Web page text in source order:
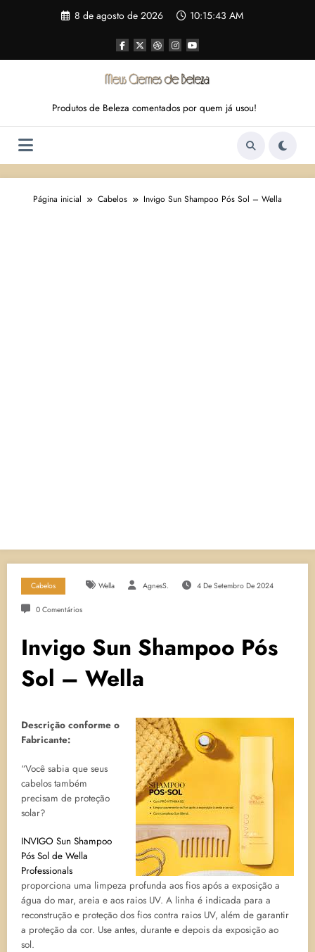
8 de agosto de 2026 10:15:44 AM
Produtos de Beleza comentados por quem já usou!
Página inicial Cabelos Invigo Sun Shampoo Pós Sol – Wella
Cabelos Wella AgnesS. 4 De Setembro De 2024
0 Comentários
Invigo Sun Shampoo Pós
Sol – Wella
Descrição conforme o
Fabricante:
“Você sabia que seus
cabelos também
precisam de proteção
solar?
INVIGO Sun Shampoo
Pós Sol de Wella
Professionals
proporciona uma limpeza profunda aos fios após a exposição a
água do mar, areia e aos raios UV. A linha é indicada para a
reconstrução e proteção dos fios contra raios UV, além de garantir
a proteção da cor. Use antes, durante e depois da exposição ao
sol.